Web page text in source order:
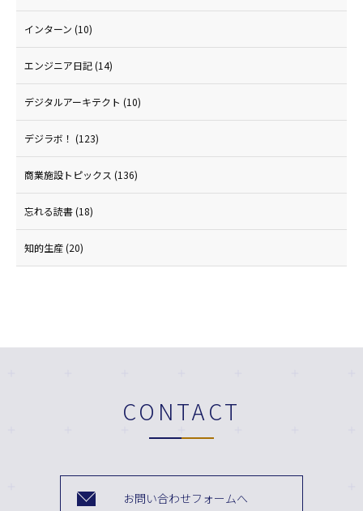
インターン (10)
エンジニア日記(14)
デジタルアーキテクト (10)
デジラボ！ (123)
商業施設トピックス (136)
忘れる読書(18)
知的生産(20)
CONTACT
お問い合わせフォームへ